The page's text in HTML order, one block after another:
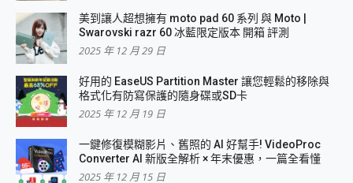
美到讓人超想擁有 moto pad 60 系列 與 Moto |
Swarovski razr 60 冰藍限定版本 開箱 評測
2025 年 12 月 29 日
好用的 EaseUS Partition Master 讓您輕鬆的移除與
格式化有防寫保護的隨身碟或SD卡
2025 年 12 月 19 日
一鍵修復模糊影片、舊照的 AI 好幫手! VideoProc
Converter AI 新版全解析 × 年末優惠，一篇全看懂
2025 年 12 月 15 日